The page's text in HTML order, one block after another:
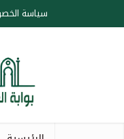
سياسة